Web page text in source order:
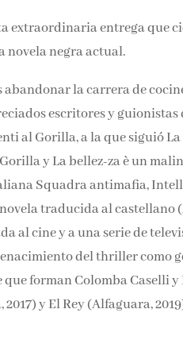
extraordinaria entrega que
novela negra actual.
la carrera de
escritores y
al Gorilla, a la que siguió
y La bellez-za è un
Squadra antimafia,
traducida al castellano
al cine y a una serie de
del thriller como
forman Colomba Caselli y
y El Rey (Alfaguara,